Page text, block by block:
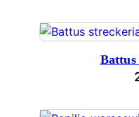
Battus